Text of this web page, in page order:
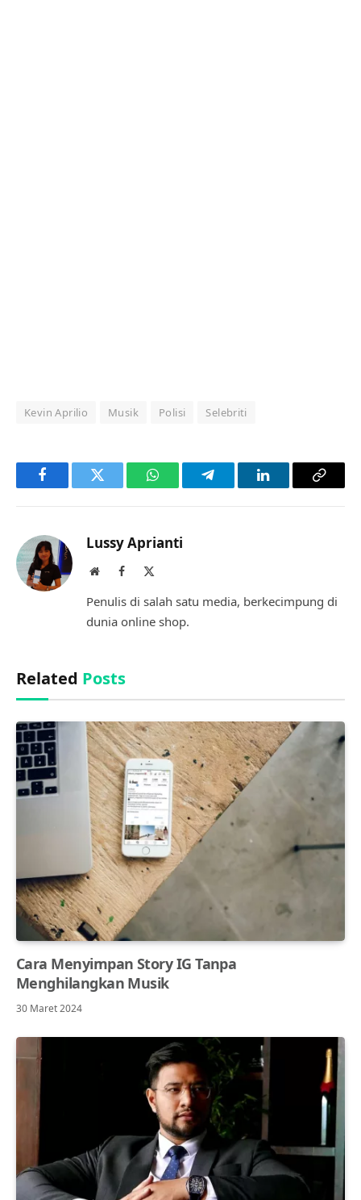
Kevin Aprilio Musik Polisi Selebriti
FacebookTwitter WhatsAppTelegramLinkedInCopy
Lussy Aprianti
WebsiteFacebook
Penulis di salah satu media, berkecimpung di
dunia online shop.
Related Posts
Cara Menyimpan Story IG Tanpa
Menghilangkan Musik
30 Maret 2024